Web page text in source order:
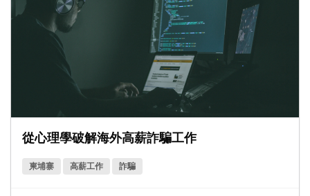
從心理學破解海外高薪詐騙工作
柬埔寨 高薪工作 詐騙